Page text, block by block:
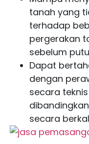
tanah yang
terhadap
pergerakan
sebelum
Dapat
dengan
secara
secara